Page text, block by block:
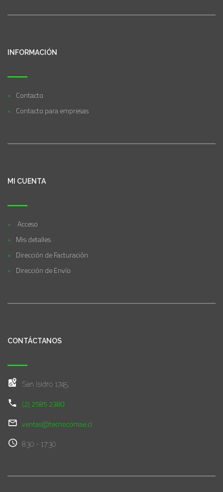
INFORMACIÓN
Contacto
Contacto para empresas
MI CUENTA
Acceso
Mis detalles
Dirección de Facturación
Dirección de Envío
CONTÁCTANOS
San Isidro 1745,
(2) 2585 2380
ventas@tecnocomae.cl
8:30 - 17:30